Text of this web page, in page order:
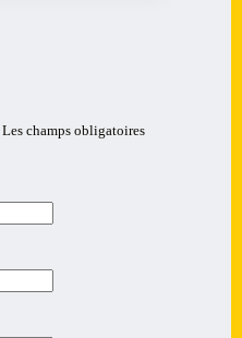
Les champs obligatoires